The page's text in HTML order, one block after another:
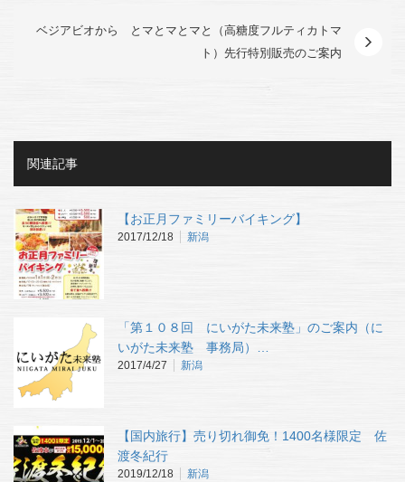
ベジアビオから とマとマとマと（高糖度フルティカトマ
ト）先行特別販売のご案内
関連記事
【お正月ファミリーバイキング】
2017/12/18 新潟
「第１０８回 にいがた未来塾」のご案内（に
いがた未来塾 事務局）…
2017/4/27 新潟
【国内旅行】売り切れ御免！1400名様限定 佐
渡冬紀行
2019/12/18 新潟